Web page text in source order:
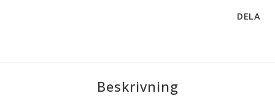
DELA
Beskrivning